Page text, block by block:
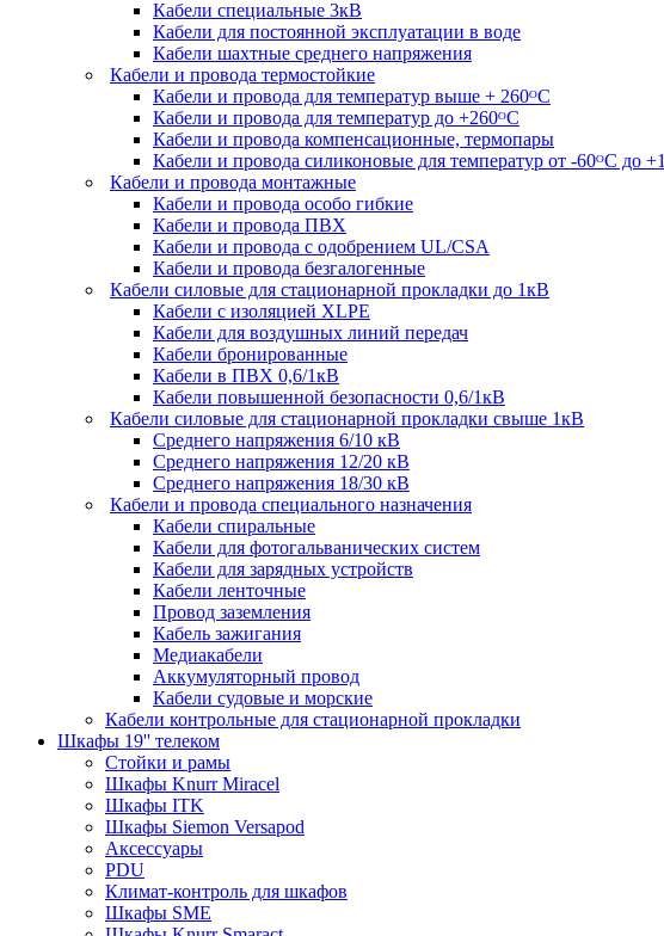
Кабели специальные 3кВ
Кабели для постоянной эксплуатации в воде
Кабели шахтные среднего напряжения
Кабели и провода термостойкие
Кабели и провода для температур выше + 260ᴼС
Кабели и провода для температур до +260ᴼС
Кабели и провода компенсационные, термопары
Кабели и провода силиконовые для температур от -60ᴼC до
Кабели и провода монтажные
Кабели и провода особо гибкие
Кабели и провода ПВХ
Кабели и провода с одобрением UL/CSA
Кабели и провода безгалогенные
Кабели силовые для стационарной прокладки до 1кВ
Кабели c изоляцией XLPE
Кабели для воздушных линий передач
Кабели бронированные
Кабели в ПВХ 0,6/1кВ
Кабели повышенной безопасности 0,6/1кВ
Кабели силовые для стационарной прокладки свыше 1кВ
Среднего напряжения 6/10 кВ
Среднего напряжения 12/20 кВ
Среднего напряжения 18/30 кВ
Кабели и провода специального назначения
Кабели спиральные
Кабели для фотогальванических систем
Кабели для зарядных устройств
Кабели ленточные
Провод заземления
Кабель зажигания
Медиакабели
Аккумуляторный провод
Кабели судовые и морские
Кабели контрольные для стационарной прокладки
Шкафы 19'' телеком
Стойки и рамы
Шкафы Knurr Miracel
Шкафы ITK
Шкафы Siemon Versapod
Аксессуары
PDU
Климат-контроль для шкафов
Шкафы SME